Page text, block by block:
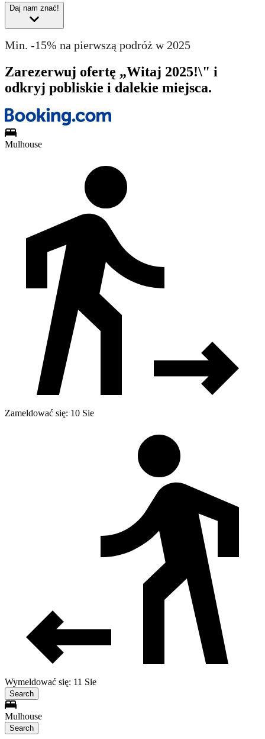
Daj nam znać!
Min. -15% na pierwszą podróż w 2025
Zarezerwuj ofertę „Witaj 2025!\" i
odkryj pobliskie i dalekie miejsca.
Mulhouse
Zameldować się: 10 Sie
Wymeldować się: 11 Sie
Search
Mulhouse
Search